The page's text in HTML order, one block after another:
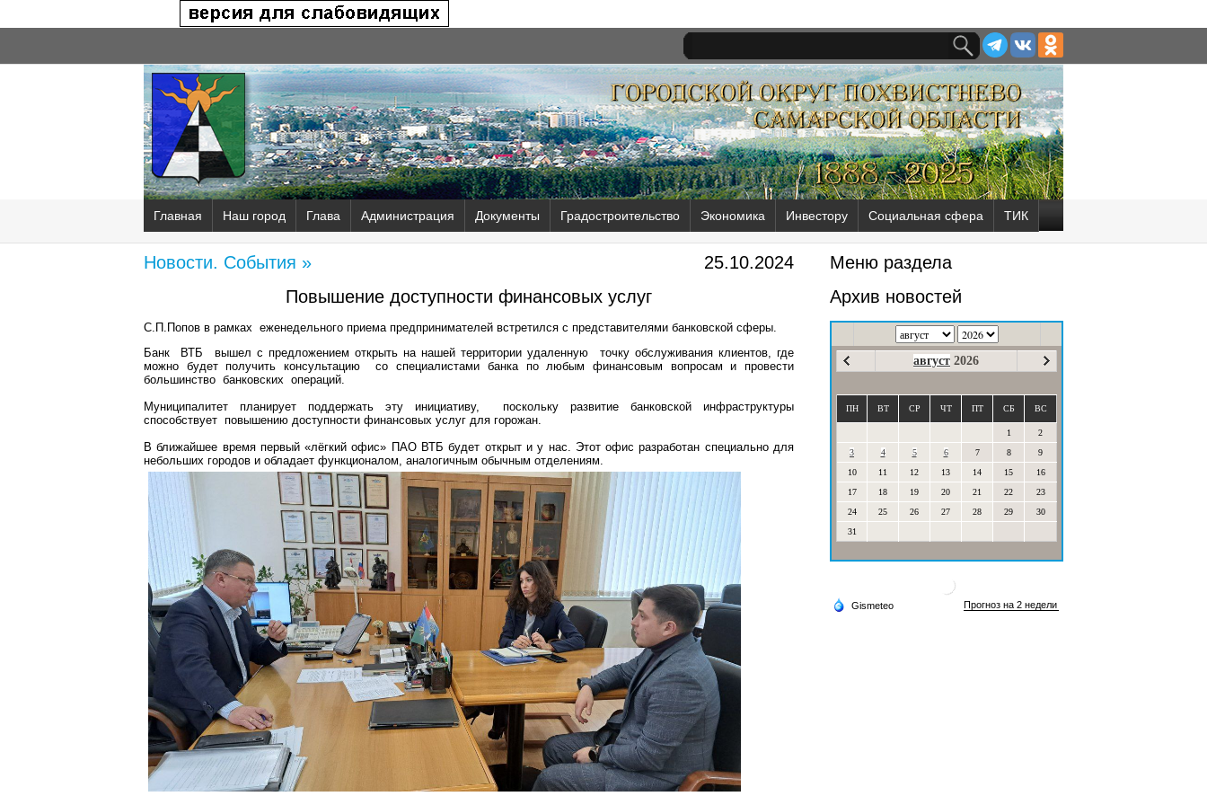
Главная Наш город Глава Администрация Документы Градостроительство Экономика Инвестору Социальная сфера ТИК
25.10.2024
Новости. События »
Повышение доступности финансовых услуг
С.П.Попов в рамках еженедельного приема предпринимателей встретился с представителями банковской сферы.
Банк ВТБ вышел с предложением открыть на нашей территории удаленную точку обслуживания клиентов, где
можно будет получить консультацию со специалистами банка по любым финансовым вопросам и провести
большинство банковских операций.
Муниципалитет планирует поддержать эту инициативу, поскольку развитие банковской инфраструктуры
способствует повышению доступности финансовых услуг для горожан.
В ближайшее время первый «лёгкий офис» ПАО ВТБ будет открыт и у нас. Этот офис разработан специально для
небольших городов и обладает функционалом, аналогичным обычным отделениям.
Меню раздела
Архив новостей
август 2026
ПН ВТ СР ЧТ ПТ СБ ВС
1
2
3
4 5 6 7 8
9
10
11 12 13 14 15
16
17
18 19 20 21 22
23
24
25 26 27 28 29
30
31